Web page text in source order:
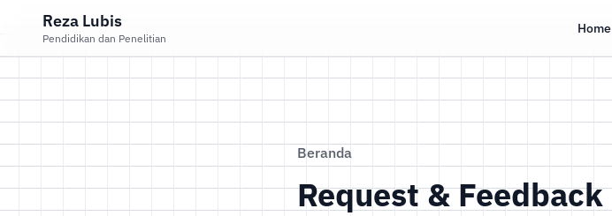
Reza Lubis
Pendidikan dan Penelitian
Home
Beranda
Request & Feedback